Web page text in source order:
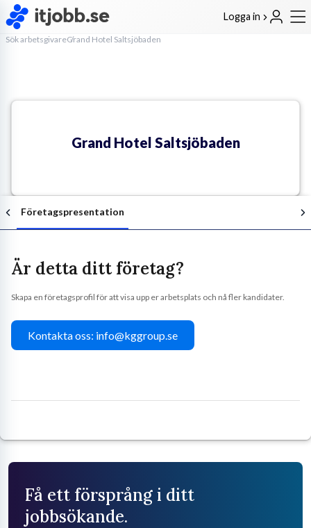
Logga in
Sök arbetsgivareGrand Hotel Saltsjöbaden
Grand Hotel Saltsjöbaden
Företagspresentation
Är detta ditt företag?
Skapa en företagsprofil för att visa upp er arbetsplats och nå fler kandidater.
Kontakta oss: info@kggroup.se
Få ett försprång i ditt
jobbsökande.